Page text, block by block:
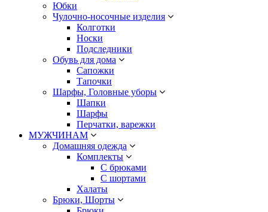
Юбки
Чулочно-носочные изделия
Колготки
Носки
Подследники
Обувь для дома
Сапожки
Тапочки
Шарфы, Головные уборы
Шапки
Шарфы
Перчатки, варежки
МУЖЧИНАМ
Домашняя одежда
Комплекты
С брюками
С шортами
Халаты
Брюки, Шорты